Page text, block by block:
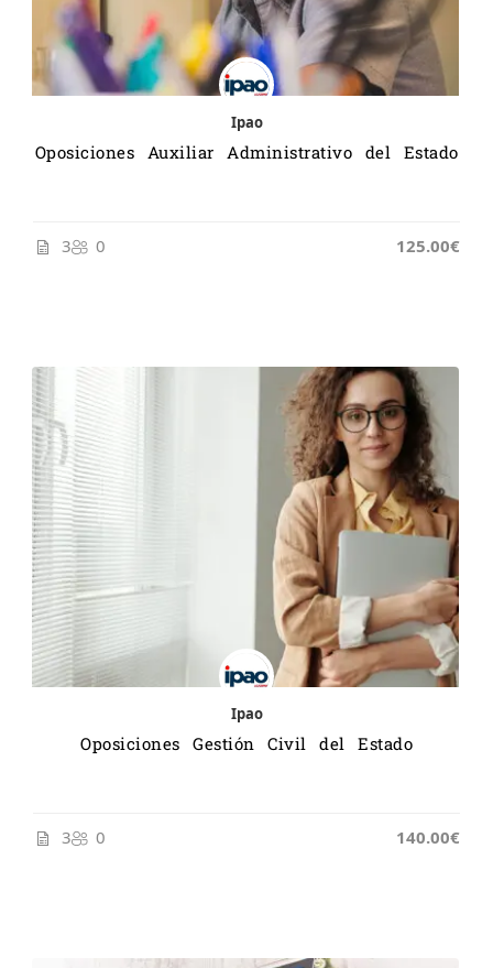
Ipao
Oposiciones Auxiliar Administrativo del Estado
3 0 125.00€
Ipao
Oposiciones Gestión Civil del Estado
3 0 140.00€